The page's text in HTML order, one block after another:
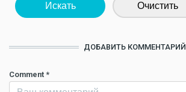
Искать Очистить
ДОБАВИТЬ КОММЕНТАРИЙ
Comment *